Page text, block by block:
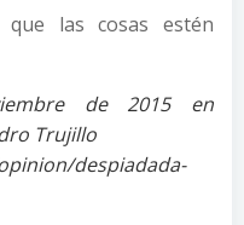
las cosas estén
de 2015 en
Trujillo
despiadada-